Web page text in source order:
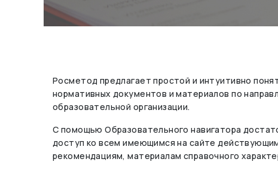
Росметод предлагает простой и интуитивно
нормативных документов и материалов по
образовательной организации.
С помощью Образовательного навигатора
доступ ко всем имеющимся на сайте
рекомендациям, материалам справочного